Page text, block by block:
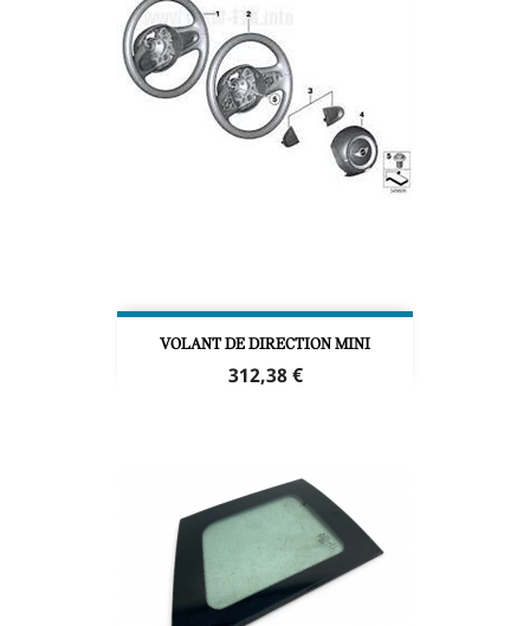
VOLANT DE DIRECTION MINI
Prix
312,38 €